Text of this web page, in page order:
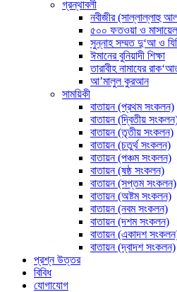
গ্রন্থাবলী
নবীজীর (সাল্লাল্লাহু
৫০০ ফতওয়া ও মাসায়েল
সুন্নাহ সম্মত দু‘আ ও
ঈমানের বুনিয়াদী শিক্ষা
তারাবীহ নামাযের
আ’মালুল কুরআন
সাময়িকী
বাতায়ন (প্রথম সংকলন)
বাতায়ন (দ্বিতীয়
বাতায়ন (তৃতীয় সংকলন)
বাতায়ন (চতুর্থ সংকলন)
বাতায়ন (পঞ্চম সংকলন)
বাতায়ন (ষষ্ঠ সংকলন)
বাতায়ন (সপ্তম সংকলন)
বাতায়ন (অষ্টম সংকলন)
বাতায়ন (নবম সংকলন)
বাতায়ন (দশম সংকলন)
বাতায়ন (একাদশ
বাতায়ন (দ্বাদশ সংকলন)
প্রশ্ন উত্তর
বিবিধ
যোগাযোগ